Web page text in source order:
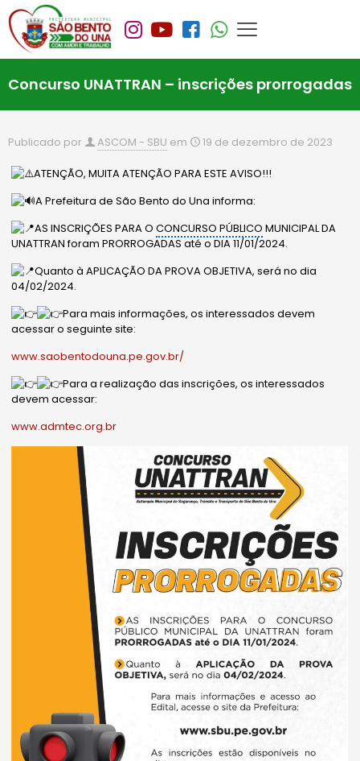
Concurso UNATTRAN – inscrições prorrogadas
Publicado por ASCOM - SBU em 19 de dezembro de 2023
ATENÇÃO, MUITA ATENÇÃO PARA ESTE AVISO!!!
A Prefeitura de São Bento do Una informa:
AS INSCRIÇÕES PARA OCONCURSO PÚBLICO MUNICIPAL DA
UNATTRAN foram PRORROGADAS até o DIA 11/01/2024.
Quanto à APLICAÇÃO DA PROVA OBJETIVA, será no dia
04/02/2024.
Para mais informações, os interessados devem
acessar o seguinte site:
www.saobentodouna.pe.gov.br/
Para a realização das inscrições, os interessados
devem acessar:
www.admtec.org.br